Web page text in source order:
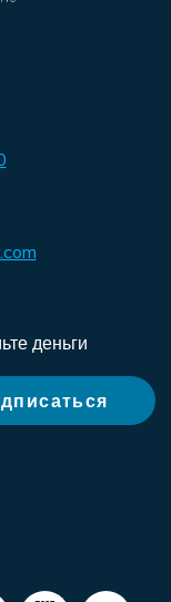
деньги